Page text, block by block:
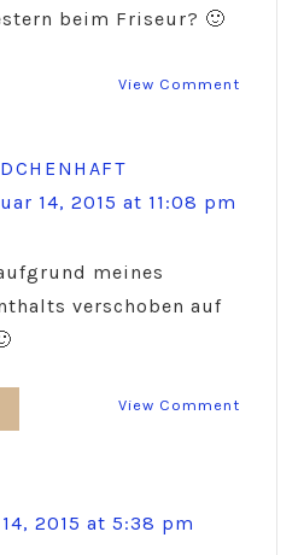
beim Friseur? 🙂
View Comment
14, 2015 at 11:08 pm
meines
verschoben auf
View Comment
2015 at 5:38 pm